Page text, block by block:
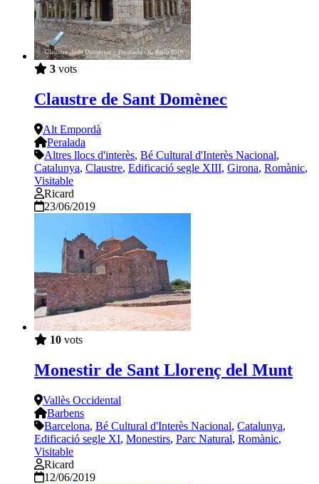
3 vots
Claustre de Sant Domènec
Alt Empordà
Peralada
Altres llocs d'interès, Bé Cultural d'Interès Nacional,
Catalunya, Claustre, Edificació segle XIII, Girona, Romànic,
Visitable
Ricard
23/06/2019
10 vots
Monestir de Sant Llorenç del Munt
Vallès Occidental
Barbens
Barcelona, Bé Cultural d'Interès Nacional, Catalunya,
Edificació segle XI, Monestirs, Parc Natural, Romànic,
Visitable
Ricard
12/06/2019